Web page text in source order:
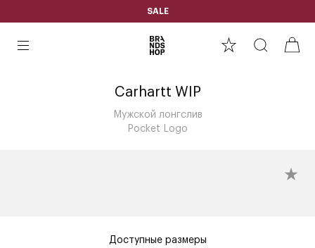
SALE
Carhartt WIP
Мужской лонгслив
Pocket Logo
Доступные размеры